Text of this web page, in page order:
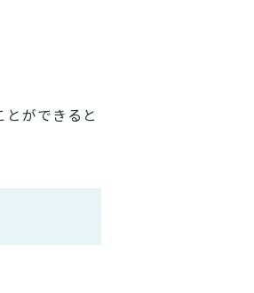
とができると